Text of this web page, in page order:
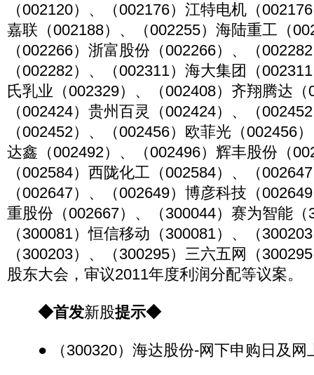
（002120）、（002176）江特电机（
嘉联（002188）、（002255）海陆重工（
（002266）浙富股份（002266）、（
（002282）、（002311）海大集团（
氏乳业（002329）、（002408）齐翔腾达（
（002424）贵州百灵（002424）、（
（002452）、（002456）欧菲光（002456
达鑫（002492）、（002496）辉丰股份（
（002584）西陇化工（002584）、（
（002647）、（002649）博彦科技（
重股份（002667）、（300044）赛为智能（
（300081）恒信移动（300081）、（
（300203）、（300295）三六五网（
股东大会，审议2011年度利润分配等议案。
◆首发新股提示◆
● （300320）海达股份-网下申购日及网